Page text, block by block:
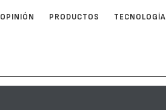
OPINIÓN PRODUCTOS TECNOLOGÍA